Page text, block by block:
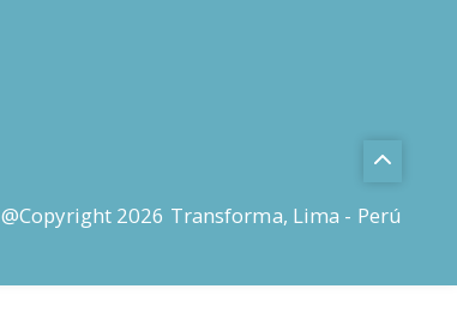
@Copyright 2026 Transforma, Lima - Perú